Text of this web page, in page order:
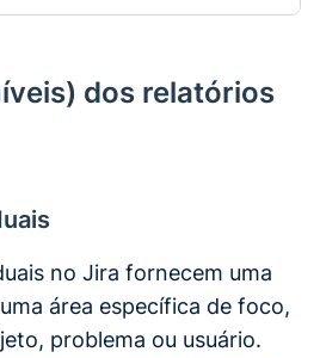
dos relatórios
no Jira fornecem uma
área específica de foco,
problema ou usuário.